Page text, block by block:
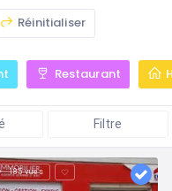
Réinitialiser
Restaurant
Filtre
185 vues